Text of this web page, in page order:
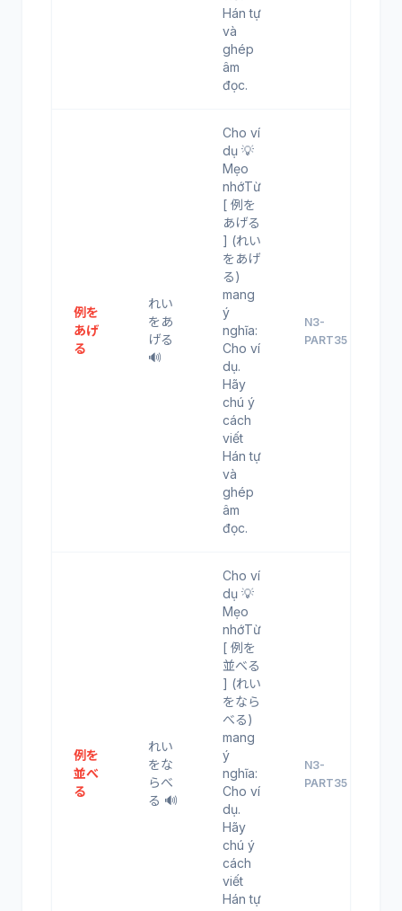
Hán tự
và
ghép
âm
đọc.
例を
あげ
る
れい
をあ
げる
🔊
Cho ví
dụ 💡
Mẹo
nhớTừ
[ 例を
あげる
] (れい
をあげ
る)
mang
ý
nghĩa:
Cho ví
dụ.
Hãy
chú ý
cách
viết
Hán tự
và
ghép
âm
đọc.
N3-
PART35
例を
並べ
る
れい
をな
らべ
る 🔊
Cho ví
dụ 💡
Mẹo
nhớTừ
[ 例を
並べる
] (れい
をなら
べる)
mang
ý
nghĩa:
Cho ví
dụ.
Hãy
chú ý
cách
viết
Hán tự
N3-
PART35